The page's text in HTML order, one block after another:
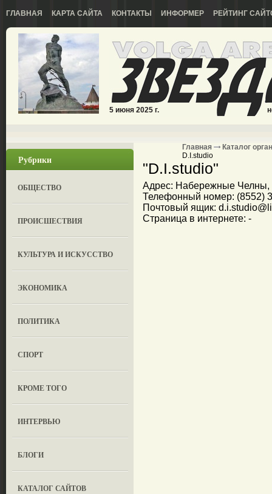
ГЛАВНАЯ КАРТА САЙТА КОНТАКТЫ ИНФОРМЕР РЕЙТИНГ
5 июня 2025 г.
Рубрики
ОБЩЕСТВО
ПРОИСШЕСТВИЯ
КУЛЬТУРА И ИСКУССТВО
ЭКОНОМИКА
ПОЛИТИКА
СПОРТ
КРОМЕ ТОГО
ИНТЕРВЬЮ
БЛОГИ
КАТАЛОГ САЙТОВ
Главная
Каталог
D.I.studio
"D.I.studio"
Адрес: Набережные Челны,
Телефонный номер: (8552)
Почтовый ящик:
Страница в интернете: -